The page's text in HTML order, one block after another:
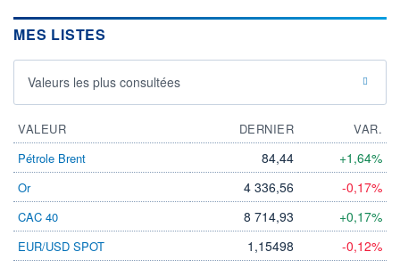
MES LISTES
Valeurs les plus consultées
VALEUR DERNIER
VAR.
Pétrole Brent
84,44 +1,64%
Or 4 336,56 -0,17%
CAC 40 8 714,93 +0,17%
EUR/USD SPOT 1,15498 -0,12%